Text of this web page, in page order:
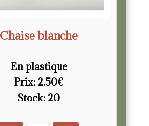
Chaise blanche
En plastique
Prix: 2.50€
Stock: 20